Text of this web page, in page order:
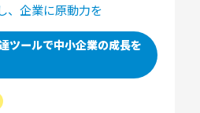
、企業に原動力を
ツールで中小企業の成長を